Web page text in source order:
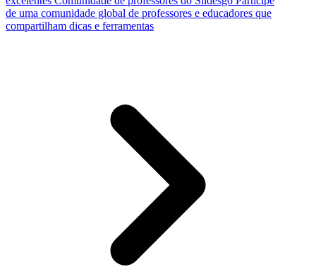
de uma comunidade global de professores e educadores que
compartilham dicas e ferramentas